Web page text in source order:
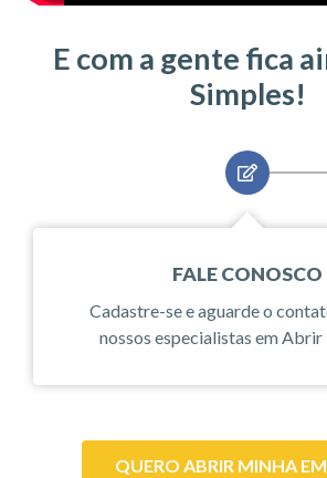
E com a gente fica
Simples!
FALE CONOSCO
Cadastre-se e aguarde o
nossos especialistas em Abrir
QUERO ABRIR MINHA